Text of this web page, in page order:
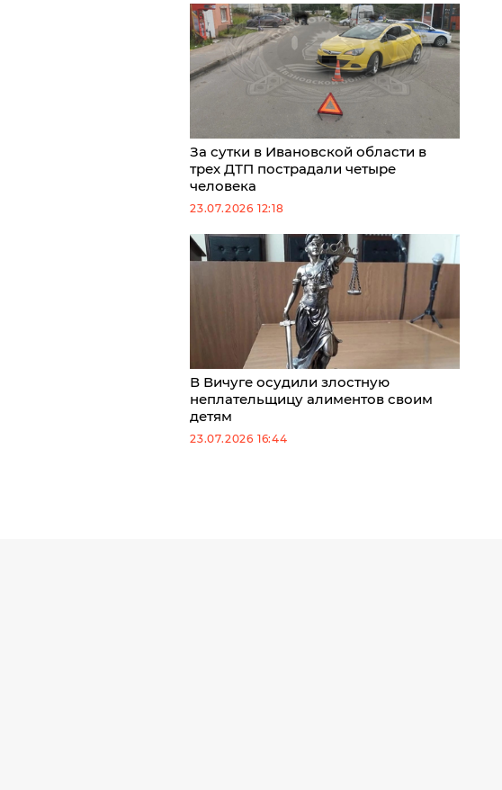
За сутки в Ивановской области в
трех ДТП пострадали четыре
человека
23.07.2026 12:18
В Вичуге осудили злостную
неплательщицу алиментов своим
детям
23.07.2026 16:44